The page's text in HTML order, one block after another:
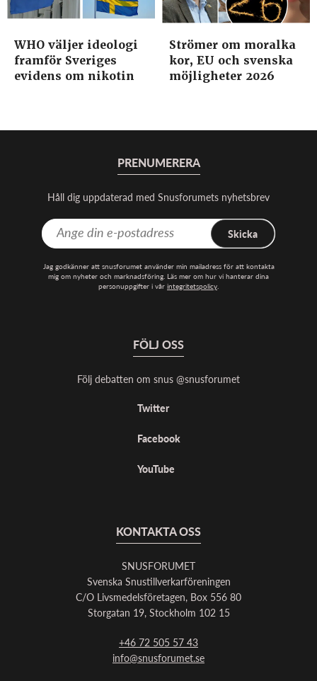
WHO väljer ideologi
framför Sveriges
evidens om nikotin
Strömer om moralka
kor, EU och svenska
möjligheter 2026
PRENUMERERA
Håll dig uppdaterad med Snusforumets nyhetsbrev
Skicka
Jag godkänner att snusforumet använder min mailadress för att kontakta
mig om nyheter och marknadsföring. Läs mer om hur vi hanterar dina
personuppgifter i vår integritetspolicy.
FÖLJ OSS
Följ debatten om snus @snusforumet
Twitter
Facebook
YouTube
KONTAKTA OSS
SNUSFORUMET
Svenska Snustillverkarföreningen
C/O Livsmedelsföretagen, Box 556 80
Storgatan 19, Stockholm 102 15
+46 72 505 57 43
info@snusforumet.se